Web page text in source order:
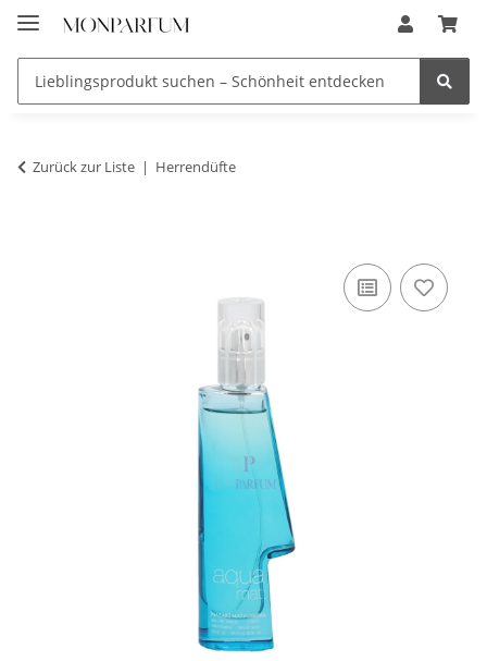
Zurück zur Liste Herrendüfte